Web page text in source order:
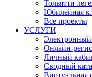
Тольятти
Юбилейная
Все проекты
УСЛУГИ
Электронный
Онлайн-
Личный
Сводный
Виртуальная